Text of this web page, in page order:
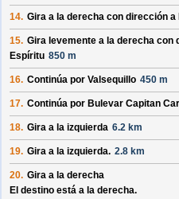
14. Gira a la derecha con dirección a
15. Gira levemente a la derecha con
Espíritu 850 m
16. Continúa por Valsequillo 450 m
17. Continúa por Bulevar Capitan
18. Gira a la izquierda 6.2 km
19. Gira a la izquierda. 2.8 km
20. Gira a la derecha
El destino está a la derecha.